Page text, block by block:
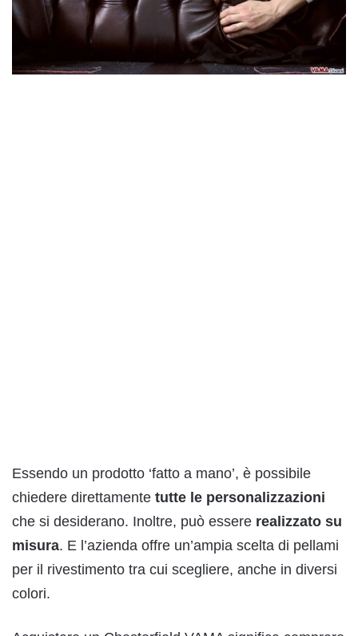
Essendo un prodotto ‘fatto a mano’, è possibile
chiedere direttamente tutte le personalizzazioni
che si desiderano. Inoltre, può essere realizzato su
misura. E l’azienda offre un’ampia scelta di pellami
per il rivestimento tra cui scegliere, anche in diversi
colori.